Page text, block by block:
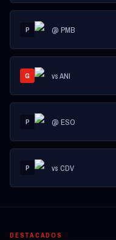
P @ PMB
G vsANI
P @ ESO
P vs CDV
DESTACADOS